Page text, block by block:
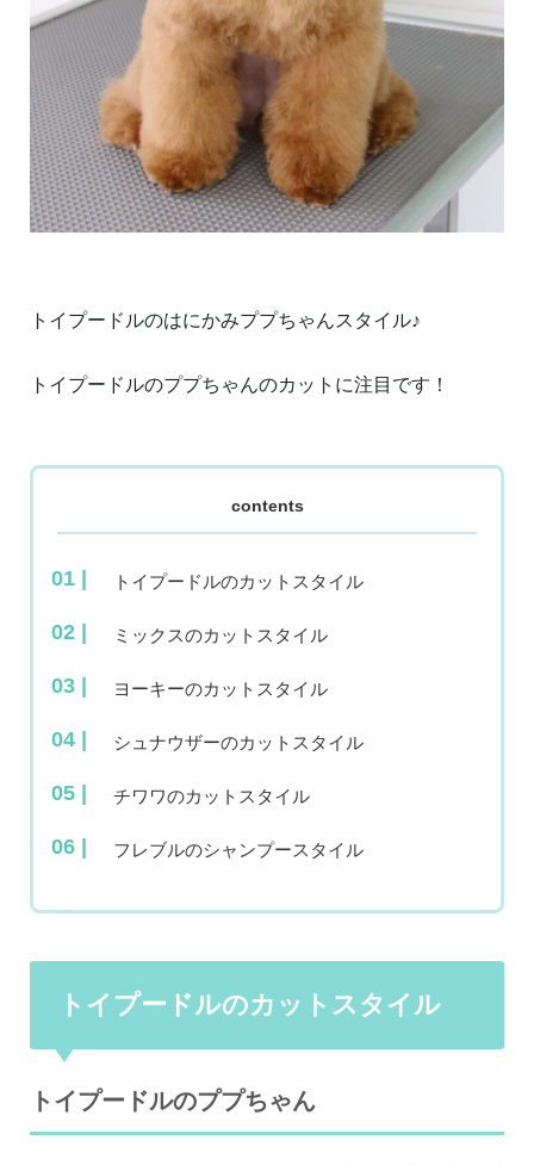
トイプードルのはにかみププちゃんスタイル♪
トイプードルのププちゃんのカットに注目です！
contents
トイプードルのカットスタイル
ミックスのカットスタイル
ヨーキーのカットスタイル
シュナウザーのカットスタイル
チワワのカットスタイル
フレブルのシャンプースタイル
トイプードルのカットスタイル
トイプードルのププちゃん